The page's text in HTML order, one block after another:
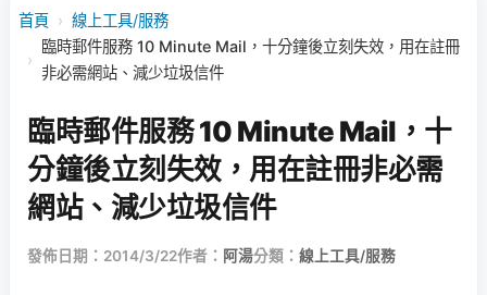
首頁 › 線上工具/服務
›
臨時郵件服務 10 Minute Mail，十分鐘後立刻失效，用在註冊
非必需網站、減少垃圾信件
臨時郵件服務 10 Minute Mail，十
分鐘後立刻失效，用在註冊非必需
網站、減少垃圾信件
發佈日期：2014/3/22作者： 阿湯分類： 線上工具/服務